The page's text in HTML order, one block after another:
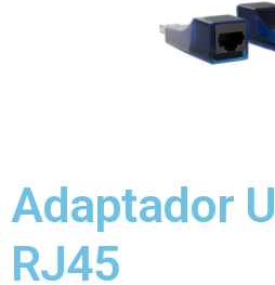
Adaptador
RJ45